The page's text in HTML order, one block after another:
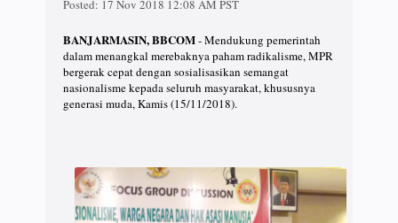
Posted: 17 Nov 2018 12:08 AM PST
BANJARMASIN, BBCOM- Mendukung pemerintah
dalam menangkal merebaknya paham radikalisme, MPR
bergerak cepat dengan sosialisasikan semangat
nasionalisme kepada seluruh masyarakat, khususnya
generasi muda, Kamis (15/11/2018).